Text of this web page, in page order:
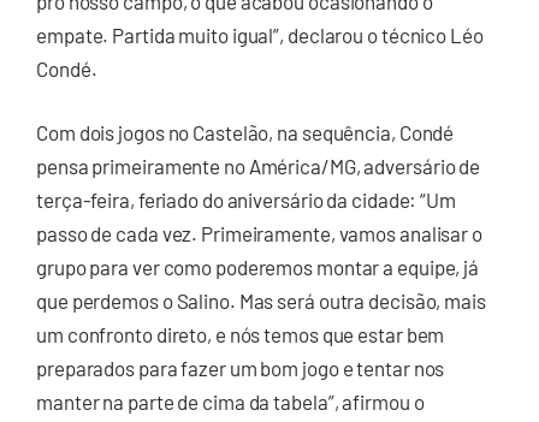
empate. Partida muito igual”, declarou o técnico Léo
Condé.
Com dois jogos no Castelão, na sequência, Condé
pensa primeiramente no América/MG, adversário de
terça-feira, feriado do aniversário da cidade: “Um
passo de cada vez. Primeiramente, vamos analisar o
grupo para ver como poderemos montar a equipe, já
que perdemos o Salino. Mas será outra decisão, mais
um confronto direto, e nós temos que estar bem
preparados para fazer um bom jogo e tentar nos
manter na parte de cima da tabela”, afirmou o